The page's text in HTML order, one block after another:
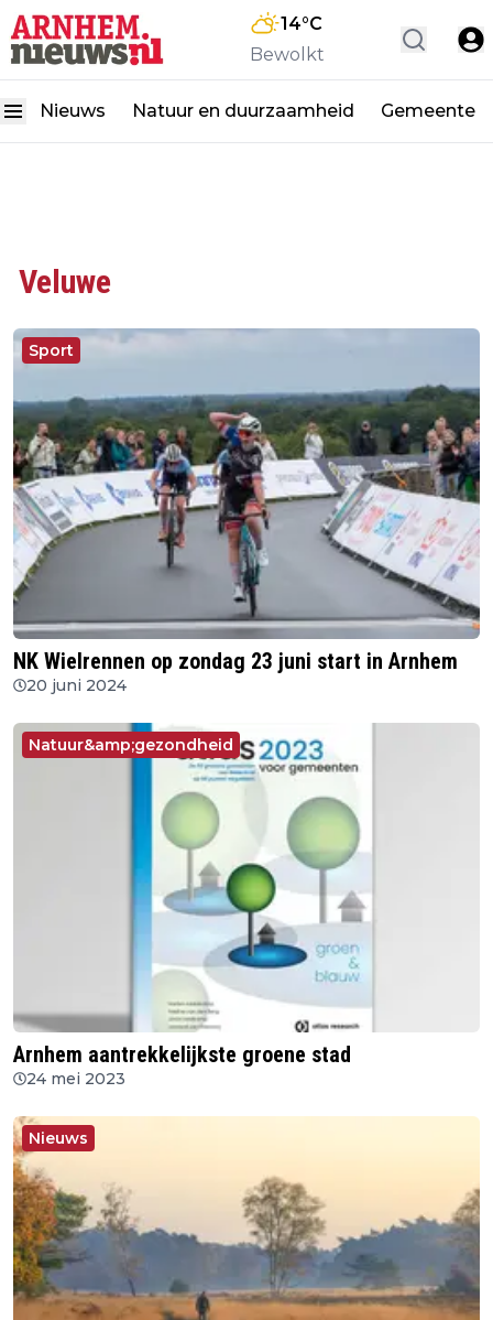
14°C
Bewolkt
Nieuws Natuur en duurzaamheid Gemeente
Veluwe
Sport
NK Wielrennen op zondag 23 juni start in Arnhem
20 juni 2024
Natuur&amp;gezondheid
Arnhem aantrekkelijkste groene stad
24 mei 2023
Nieuws